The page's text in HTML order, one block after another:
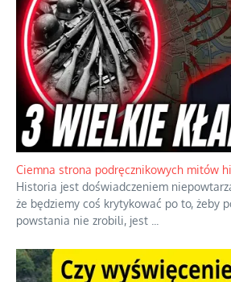
Szlachetna duma z historycznego braku
Jednym z dziedzictw polskiej
oceniania wszystkiego w kategoriach
również polityki międzynarodowej, a...